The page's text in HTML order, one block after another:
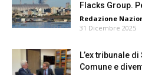
Flacks Group.
Redazione
31 Dicembre 2025
L’ex tribunale
Comune e